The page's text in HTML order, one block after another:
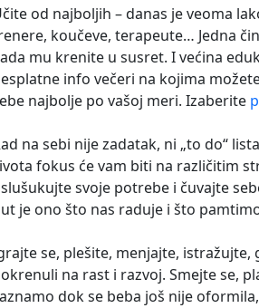
od najboljih – danas je veoma
koučeve, terapeute… Jedna
mu krenite u susret. I većina
info večeri na kojima
najbolje po vašoj meri. Izaberite
na sebi nije zadatak, ni „to do“
fokus će vam biti na različitim
svoje potrebe i čuvajte
je ono što nas raduje i što
se, plešite, menjajte,
na rast i razvoj. Smejte se,
dok se beba još nije